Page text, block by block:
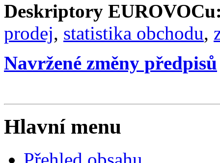
Deskriptory
prodej, statistika obchodu,
Navržené změny předpisů
Hlavní menu